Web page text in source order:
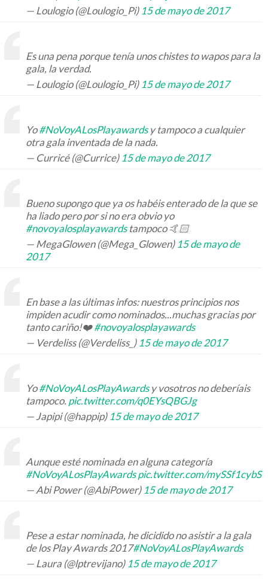
— Loulogio (@Loulogio_Pi) 15 de mayo de 2017
Es una pena porque tenía unos chistes to wapos para la
gala, la verdad.
— Loulogio (@Loulogio_Pi) 15 de mayo de 2017
Yo#NoVoyALosPlayawardsy tampoco a cualquier
otra gala inventada de la nada.
— Curricé (@Currice) 15 de mayo de 2017
Bueno supongo que ya os habéis enterado de la que se
ha liado pero por si no era obvio yo
#novoyalosplayawardstampoco 🤙🏻
— MegaGlowen (@Mega_Glowen) 15 de mayo de
2017
En base a las últimas infos: nuestros principios nos
impiden acudir como nominados...muchas gracias por
tanto cariño!❤️#novoyalosplayawards
— Verdeliss (@Verdeliss_) 15 de mayo de 2017
Yo#NoVoyALosPlayAwardsy vosotros no deberíais
tampoco. pic.twitter.com/q0EYsQBGJg
— Japipi (@happip) 15 de mayo de 2017
Aunque esté nominada en alguna categoría
#NoVoyALosPlayAwards pic.twitter.com/mySSf1cybS
— Abi Power (@AbiPower) 15 de mayo de 2017
Pese a estar nominada, he dicidido no asistir a la gala
de los Play Awards 2017#NoVoyALosPlayAwards
— Laura (@lptrevijano) 15 de mayo de 2017